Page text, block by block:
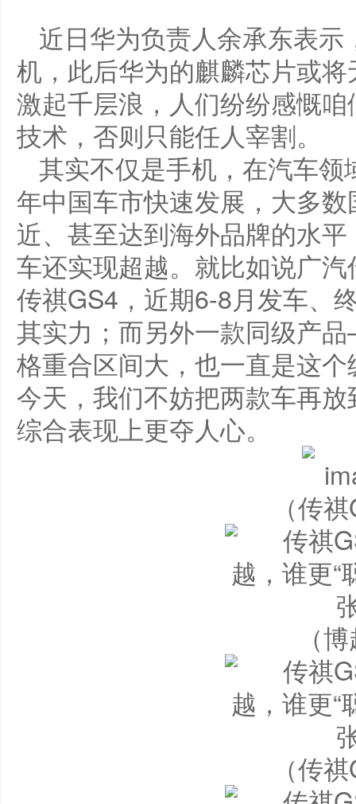
近日华为负责人余承东表
机，此后华为的麒麟芯片或
激起千层浪，人们纷纷感慨
技术，否则只能任人宰割。
其实不仅是手机，在汽车
年中国车市快速发展，大多
近、甚至达到海外品牌的水
车还实现超越。就比如说广
传祺GS4，近期6-8月发车、
其实力；而另外一款同级产
格重合区间大，也一直是这
今天，我们不妨把两款车再
综合表现上更夺人心。
（传
（
（传